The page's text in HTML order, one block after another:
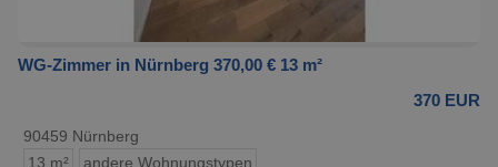
WG-Zimmer in Nürnberg 370,00 € 13 m²
370 EUR
90459 Nürnberg
13 m²
andere Wohnungstypen